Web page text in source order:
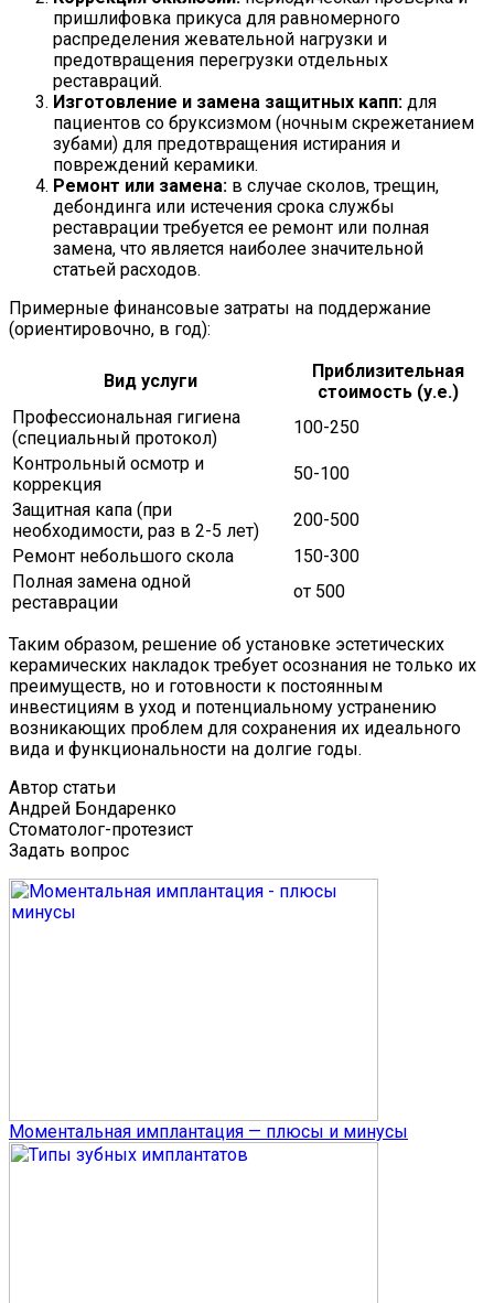
пришлифовка прикуса для равномерного
распределения жевательной нагрузки и
предотвращения перегрузки отдельных
реставраций.
Изготовление и замена защитных капп: для
пациентов со бруксизмом (ночным скрежетанием
зубами) для предотвращения истирания и
повреждений керамики.
Ремонт или замена: в случае сколов, трещин,
дебондинга или истечения срока службы
реставрации требуется ее ремонт или полная
замена, что является наиболее значительной
статьей расходов.
Примерные финансовые затраты на поддержание
(ориентировочно, в год):
Вид услуги
Приблизительная
стоимость (у.е.)
Профессиональная гигиена
(специальный протокол)
100-250
Контрольный осмотр и
коррекция
50-100
Защитная капа (при
необходимости, раз в 2-5 лет)
200-500
Ремонт небольшого скола
150-300
Полная замена одной
реставрации
от 500
Таким образом, решение об установке эстетических
керамических накладок требует осознания не только их
преимуществ, но и готовности к постоянным
инвестициям в уход и потенциальному устранению
возникающих проблем для сохранения их идеального
вида и функциональности на долгие годы.
Автор статьи
Андрей Бондаренко
Стоматолог-протезист
Задать вопрос
Моментальная имплантация — плюсы и минусы